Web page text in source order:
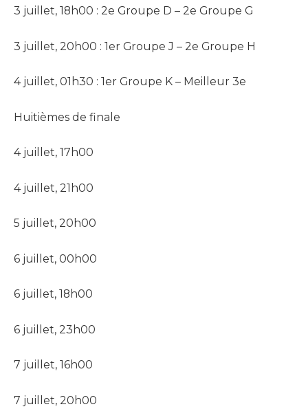
3 juillet, 18h00 : 2e Groupe D – 2e Groupe G
3 juillet, 20h00 : 1er Groupe J – 2e Groupe H
4 juillet, 01h30 : 1er Groupe K – Meilleur 3e
Huitièmes de finale
4 juillet, 17h00
4 juillet, 21h00
5 juillet, 20h00
6 juillet, 00h00
6 juillet, 18h00
6 juillet, 23h00
7 juillet, 16h00
7 juillet, 20h00